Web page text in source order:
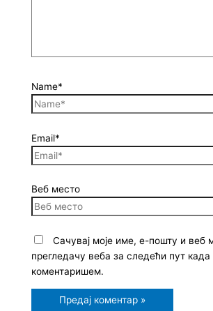
Name*
Email*
Веб место
Сачувај моје име, е-пошту и веб
прегледачу веба за следећи пут када
коментаришем.